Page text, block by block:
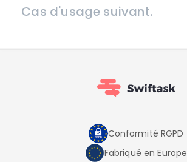
Cas d'usage suivant.
Conformité RGPD
Fabriqué en Europe